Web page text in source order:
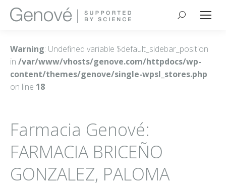
Buscar:
Warning: Undefined variable $default_sidebar_position
in /var/www/vhosts/genove.com/httpdocs/wp-
content/themes/genove/single-wpsl_stores.php
on line 18
Farmacia Genové:
FARMACIA BRICEÑO
GONZALEZ, PALOMA